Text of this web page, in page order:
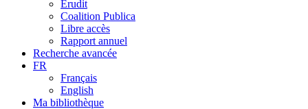
Érudit
Coalition Publica
Libre accès
Rapport annuel
Recherche avancée
FR
Français
English
Ma bibliothèque